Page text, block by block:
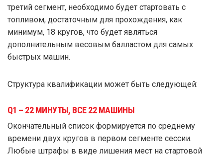
третий сегмент, необходимо будет стартовать с
топливом, достаточным для прохождения, как
минимум, 18 кругов, что будет являться
дополнительным весовым балластом для самых
быстрых машин.
Структура квалификации может быть следующей:
Q1 – 22 МИНУТЫ, ВСЕ 22 МАШИНЫ
Окончательный список формируется по среднему
времени двух кругов в первом сегменте сессии.
Любые штрафы в виде лишения мест на стартовой